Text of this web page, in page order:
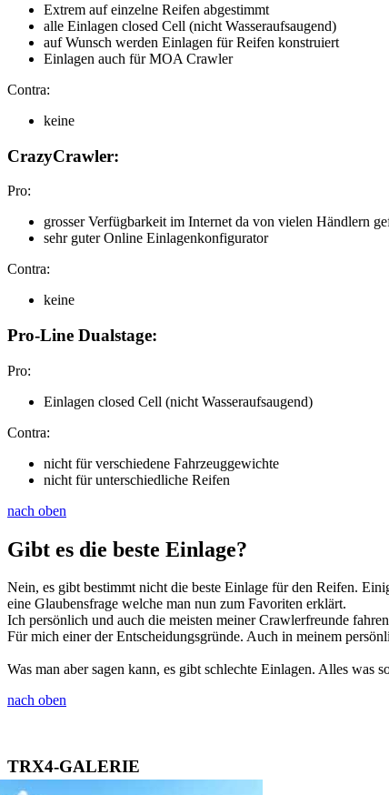
Extrem auf einzelne Reifen abgestimmt
alle Einlagen closed Cell (nicht Wasseraufsaugend)
auf Wunsch werden Einlagen für Reifen konstruiert
Einlagen auch für MOA Crawler
Contra:
keine
CrazyCrawler:
Pro:
grosser Verfügbarkeit im Internet da von vielen Händlern
sehr guter Online Einlagenkonfigurator
Contra:
keine
Pro-Line Dualstage:
Pro:
Einlagen closed Cell (nicht Wasseraufsaugend)
Contra:
nicht für verschiedene Fahrzeuggewichte
nicht für unterschiedliche Reifen
nach oben
Gibt es die beste Einlage?
Nein, es gibt bestimmt nicht die beste Einlage für den Reifen.
eine Glaubensfrage welche man nun zum Favoriten erklärt.
Ich persönlich und auch die meisten meiner Crawlerfreunde
Für mich einer der Entscheidungsgründe. Auch in meinem
Was man aber sagen kann, es gibt schlechte Einlagen. Alles
nach oben
TRX4-GALERIE